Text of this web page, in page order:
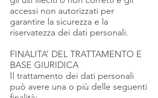
accessi non autorizzati per
garantire la sicurezza e la
riservatezza dei dati personali.
FINALITA’ DEL TRATTAMENTO E
BASE GIURIDICA
Il trattamento dei dati personali
può avere una o più delle seguenti